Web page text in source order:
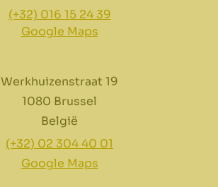
(+32) 016 15 24 39
Google Maps
Werkhuizenstraat 19
1080 Brussel
België
(+32) 02 304 40 01
Google Maps